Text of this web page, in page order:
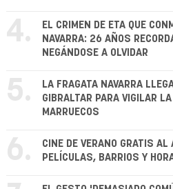
4.
EL CRIMEN DE ETA QUE
NAVARRA: 26 AÑOS
NEGÁNDOSE A OLVIDAR
5.
LA FRAGATA NAVARRA
GIBRALTAR PARA VIGILAR
MARRUECOS
6.
CINE DE VERANO GRATIS
PELÍCULAS, BARRIOS Y